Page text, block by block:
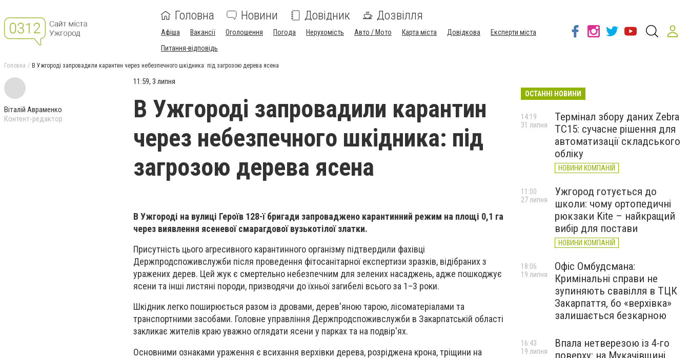
Головна Новини Довідник Дозвілля
Афіша Вакансії Оголошення Погода Нерухомість Авто / Мото Карта міста Довідкова
Експерти міста
Питання-відповідь
Головна В Ужгороді запровадили карантин через небезпечного шкідника: під загрозою дерева ясена
Віталій Авраменко
Контент-редактор
11:59, 3 липня
В Ужгороді запровадили карантин
через небезпечного шкідника: під
загрозою дерева ясена
В Ужгороді на вулиці Героїв 128-ї бригади запроваджено карантинний режим на площі 0,1 га
через виявлення ясеневої смарагдової вузькотілої златки.
Присутність цього агресивного карантинного організму підтвердили фахівці
Держпродспоживслужби після проведення фітосанітарної експертизи зразків, відібраних з
уражених дерев. Цей жук є смертельно небезпечним для зелених насаджень, адже пошкоджує
ясени та інші листяні породи, призводячи до їхньої загибелі всього за 1–3 роки.
Шкідник легко поширюється разом із дровами, дерев'яною тарою, лісоматеріалами та
транспортними засобами. Головне управління Держпродспоживслужби в Закарпатській області
закликає жителів краю уважно оглядати ясени у парках та на подвір'ях.
Основними ознаками ураження є всихання верхівки дерева, розріджена крона, тріщини на
ОСТАННІ НОВИНИ
Термінал збору даних Zebra
TC15: сучасне рішення для
автоматизації складського
обліку
НОВИНИ КОМПАНІЙ
14:19
31 липня
Ужгород готується до
школи: чому ортопедичні
рюкзаки Kite – найкращий
вибір для постави
НОВИНИ КОМПАНІЙ
11:00
27 липня
Офіс Омбудсмана:
Кримінальні справи не
зупиняють свавілля в ТЦК
Закарпаття, бо «верхівка»
залишається безкарною
18:06
19 липня
Впала нетверезою із 4-го
поверху: на Мукачівщині
16:43
19 липня